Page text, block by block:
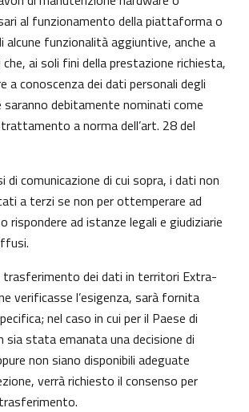
al funzionamento della piattaforma o
alcune funzionalità aggiuntive, anche a
ai soli fini della prestazione richiesta,
a conoscenza dei dati personali degli
debitamente nominati come
a norma dell’art. 28 del
di comunicazione di cui sopra, i dati non
a terzi se non per ottemperare ad
rispondere ad istanze legali e giudiziarie
trasferimento dei dati in territori Extra-
verificasse l’esigenza, sarà fornita
nel caso in cui per il Paese di
sia stata emanata una decisione di
non siano disponibili adeguate
verrà richiesto il consenso per